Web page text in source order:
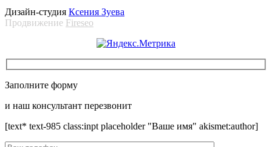
Дизайн-студия Ксения Зуева
Продвижение Fireseo
Заполните форму
и наш консультант перезвонит
[text* text-985 class:inpt placeholder "Ваше имя" akismet:author]